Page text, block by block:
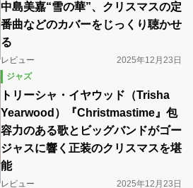
中島美嘉“雪の華”、クリスマスの定
番曲などのカバーをじっくり聴かせ
る
レビュー
2025年12月23日
ジャズ
トリーシャ・イヤウッド（Trisha
Yearwood）『Christmastime』包
容力のある歌とビッグバンドがゴー
ジャスに響く正装のクリスマスを堪
能
レビュー
2025年12月23日